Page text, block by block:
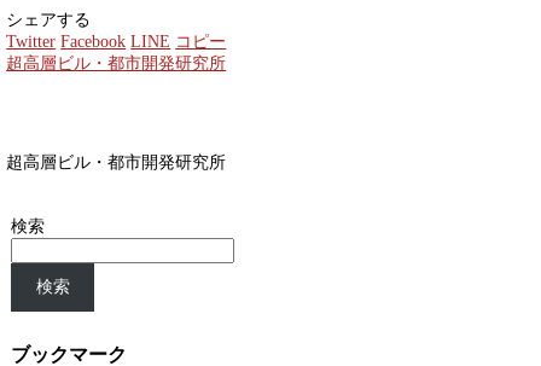
シェアする
Twitter Facebook LINE コピー
超高層ビル・都市開発研究所
超高層ビル・都市開発研究所
検索
検索
ブックマーク